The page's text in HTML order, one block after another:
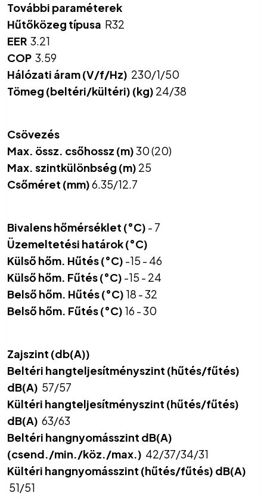
További paraméterek
Hűtőközeg típusa R32
EER 3.21
COP 3.59
Hálózati áram (V/f/Hz) 230/1/50
Tömeg (beltéri/kültéri) (kg) 24/38
Csövezés
Max. össz. csőhossz (m)30 (20)
Max. szintkülönbség (m) 25
Csőméret (mm)6.35/12.7
Bivalens hőmérséklet (°C) - 7
Üzemeltetési határok (°C)
Külső hőm. Hűtés (°C) -15 - 46
Külső hőm. Fűtés (°C) -15 - 24
Belső hőm. Hűtés (°C) 18 - 32
Belső hőm. Fűtés (°C) 16 - 30
Zajszint (db(A))
Beltéri hangteljesítményszint (hűtés/fűtés)
dB(A) 57/57
Kültéri hangteljesítményszint (hűtés/fűtés)
dB(A) 63/63
Beltéri hangnyomásszint dB(A)
(csend./min./köz./max.) 42/37/34/31
Kültéri hangnyomásszint (hűtés/fűtés) dB(A)
51/51